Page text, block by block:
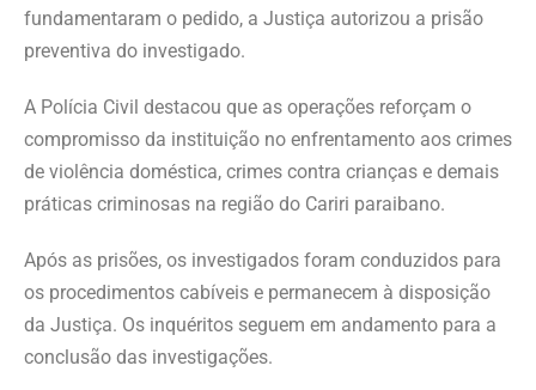
fundamentaram o pedido, a Justiça autorizou a prisão
preventiva do investigado.
A Polícia Civil destacou que as operações reforçam o
compromisso da instituição no enfrentamento aos crimes
de violência doméstica, crimes contra crianças e demais
práticas criminosas na região do Cariri paraibano.
Após as prisões, os investigados foram conduzidos para
os procedimentos cabíveis e permanecem à disposição
da Justiça. Os inquéritos seguem em andamento para a
conclusão das investigações.